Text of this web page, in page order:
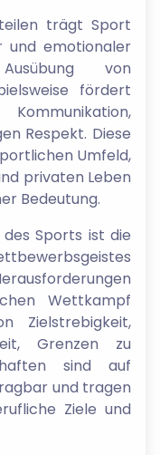
trägt Sport
und emotionaler
von
fördert
Respekt. Diese
Umfeld,
privaten Leben
Bedeutung.
Sports ist die
Wettkampf
Zielstrebigkeit,
Grenzen zu
sind auf
und tragen
Ziele und